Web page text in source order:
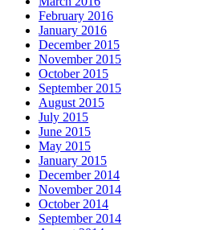
February 2016
January 2016
December 2015
November 2015
October 2015
September 2015
August 2015
July 2015
June 2015
May 2015
January 2015
December 2014
November 2014
October 2014
September 2014